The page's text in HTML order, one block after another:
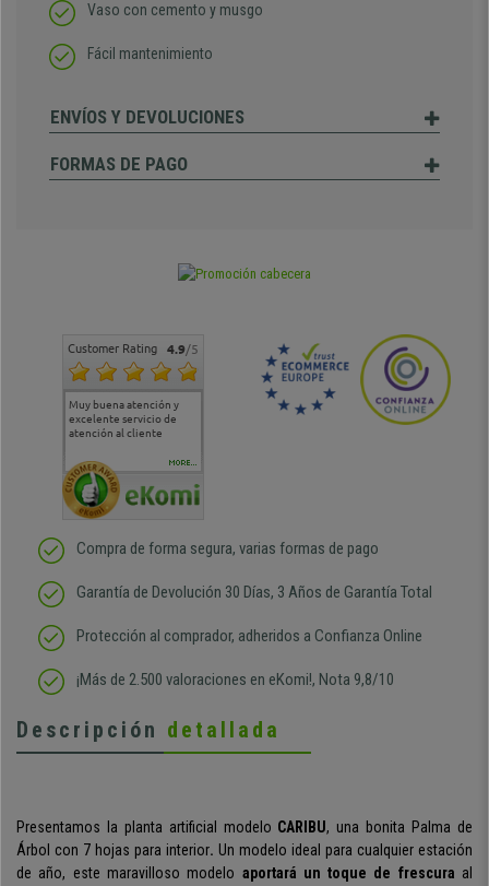
Vaso con cemento y musgo
Fácil mantenimiento
ENVÍOS Y DEVOLUCIONES
FORMAS DE PAGO
Customer Rating 4.9/5
Muy buena atención y
excelente servicio de
atención al cliente
Muy buena atención de
cara al asesoramiento
Si estoy contento
MORE...
Compra de forma segura, varias formas de pago
Garantía de Devolución 30 Días, 3 Años de Garantía Total
Protección al comprador, adheridos a Confianza Online
¡Más de 2.500 valoraciones en eKomi!, Nota 9,8/10
Descripción detallada
Presentamos la planta artificial modelo CARIBU, una bonita Palma de
Árbol con 7 hojas para interior. Un modelo ideal para cualquier estación
de año, este maravilloso modelo aportará un toque de frescura al